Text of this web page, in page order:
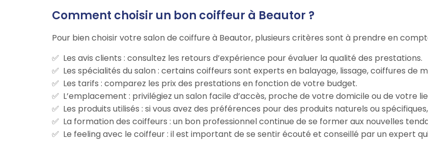
Comment choisir un bon coiffeur à Beautor ?
Pour bien choisir votre salon de coiffure à Beautor, plusieurs critères sont à prendre en
Les avis clients : consultez les retours d’expérience pour évaluer la qualité des prestations.
Les spécialités du salon : certains coiffeurs sont experts en balayage, lissage, coiffures de
Les tarifs : comparez les prix des prestations en fonction de votre budget.
L’emplacement : privilégiez un salon facile d’accès, proche de votre domicile ou de votre
Les produits utilisés : si vous avez des préférences pour des produits naturels ou
La formation des coiffeurs : un bon professionnel continue de se former aux nouvelles
Le feeling avec le coiffeur : il est important de se sentir écouté et conseillé par un expert